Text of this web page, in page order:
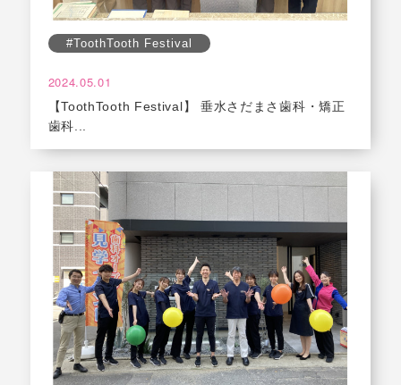
#ToothTooth Festival
2024.05.01
【ToothTooth Festival】 垂水さだまさ歯科・矯正
歯科...